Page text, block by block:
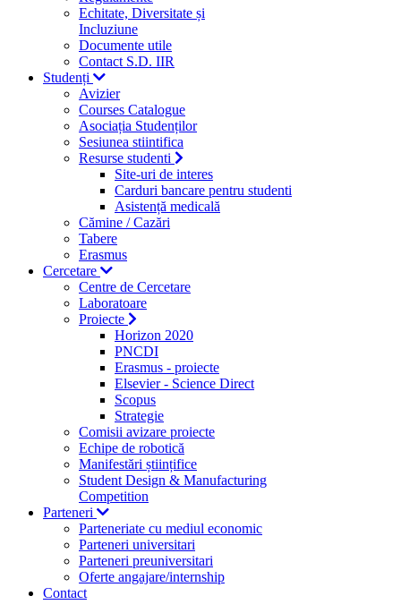
Echitate, Diversitate și
Incluziune
Documente utile
Contact S.D. IIR
Studenți
Avizier
Courses Catalogue
Asociația Studenților
Sesiunea stiintifica
Resurse studenti
Site-uri de interes
Carduri bancare pentru studenti
Asistență medicală
Cămine / Cazări
Tabere
Erasmus
Cercetare
Centre de Cercetare
Laboratoare
Proiecte
Horizon 2020
PNCDI
Erasmus - proiecte
Elsevier - Science Direct
Scopus
Strategie
Comisii avizare proiecte
Echipe de robotică
Manifestări științifice
Student Design & Manufacturing
Competition
Parteneri
Parteneriate cu mediul economic
Parteneri universitari
Parteneri preuniversitari
Oferte angajare/internship
Contact